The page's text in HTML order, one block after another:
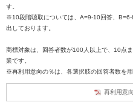
す。
※10段階聴取については、A=9-10回答、
出しております。
商標対象は、回答者数が100人以上で、10点
業です。
※再利用意向の％は、各選択肢の回答者数を用
再利用意